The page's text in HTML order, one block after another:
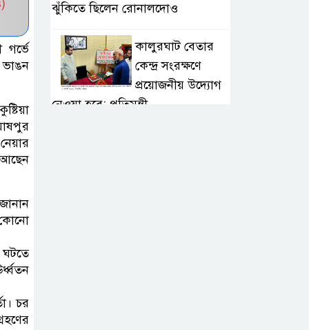
ভাঙন
আছেন
কোনো
চর
ঝুঁকিতে ছিলেন রোনালদোও
কালুরঘাট বেতার
কেন্দ্র সংরক্ষণে
প্রয়োজনীয় উদ্যোগ
নেওয়া হবে: প্রতিমন্ত্রী